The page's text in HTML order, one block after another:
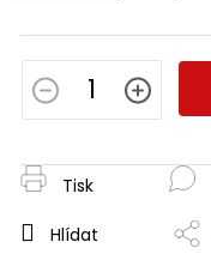
Měrná
cena:
Tisk
Hlídat